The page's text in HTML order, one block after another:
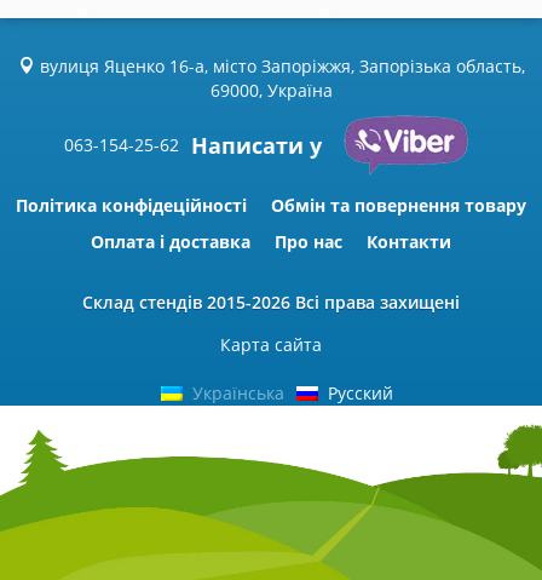
вулиця Яценко 16-а, місто Запоріжжя, Запорізька область,
69000, Україна
063-154-25-62 Написати у
Політика конфідеційності
Обмін та повернення товару
Оплата і доставка
Про нас Контакти
Склад стендів 2015-2026 Всі права захищені
Карта сайта
Українська Русский